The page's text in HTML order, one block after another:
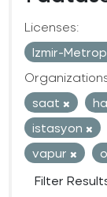
Licenses:
Izmir-
saat
istasyon
vapur
Filter